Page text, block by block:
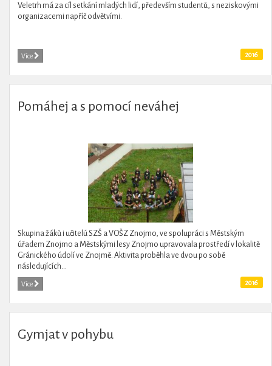
Veletrh má za cíl setkání mladých lidí, především studentů, s neziskovými
organizacemi napříč odvětvími.
Více 2016
Pomáhej a s pomocí neváhej
Skupina žáků i učitelú SZŠ a VOŠZ Znojmo, ve spolupráci s Městským
úřadem Znojmo a Městskými lesy Znojmo upravovala prostředí v lokalitě
Gránického údolí ve Znojmě. Aktivita proběhla ve dvou po sobě
následujících...
Více 2016
Gymjat v pohybu